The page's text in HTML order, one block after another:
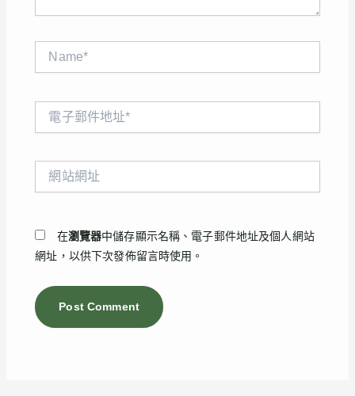
Name*
在瀏覽器中儲存顯示名稱、電子郵件地址及個人網站
網址，以供下次發佈留言時使用。